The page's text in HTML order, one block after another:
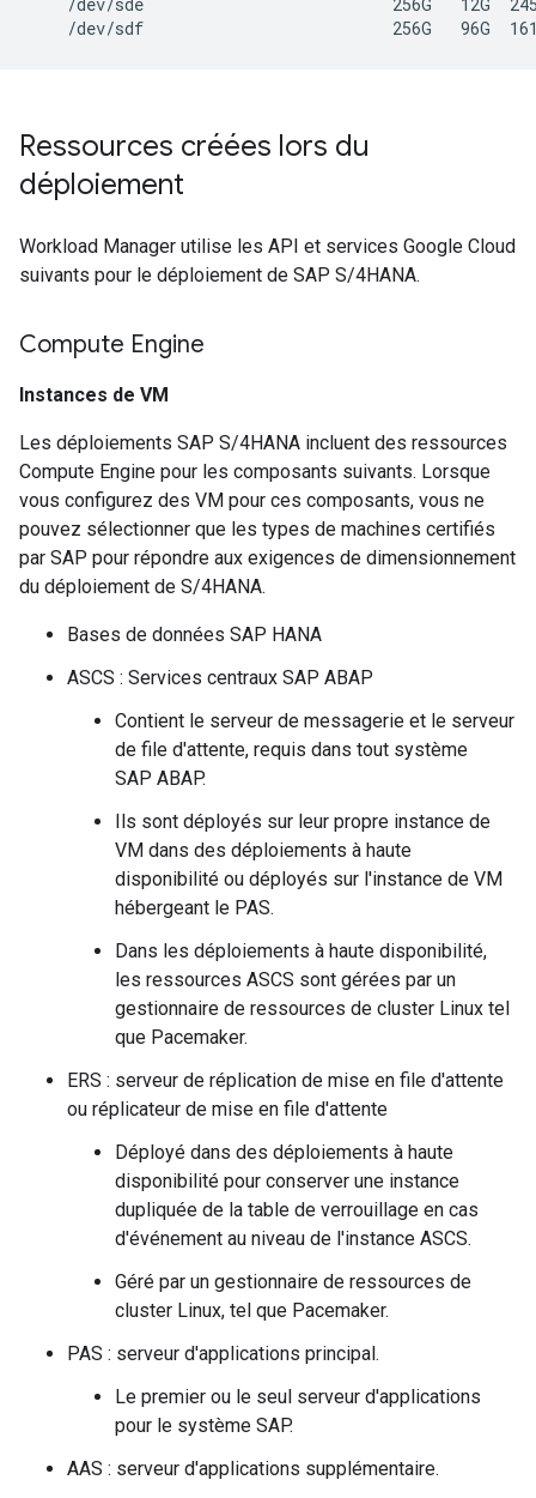
/dev/sdf                          256G   96G
Ressources créées lors du
déploiement
Workload Manager utilise les API et services Google Cloud
suivants pour le déploiement de SAP S/4HANA.
Compute Engine
Instances de VM
Les déploiements SAP S/4HANA incluent des ressources
Compute Engine pour les composants suivants. Lorsque
vous configurez des VM pour ces composants, vous ne
pouvez sélectionner que les types de machines certifiés
par SAP pour répondre aux exigences de dimensionnement
du déploiement de S/4HANA.
Bases de données SAP HANA
ASCS : Services centraux SAP ABAP
Contient le serveur de messagerie et le serveur
de file d'attente, requis dans tout système
SAP ABAP.
Ils sont déployés sur leur propre instance de
VM dans des déploiements à haute
disponibilité ou déployés sur l'instance de VM
hébergeant le PAS.
Dans les déploiements à haute disponibilité,
les ressources ASCS sont gérées par un
gestionnaire de ressources de cluster Linux tel
que Pacemaker.
ERS : serveur de réplication de mise en file d'attente
ou réplicateur de mise en file d'attente
Déployé dans des déploiements à haute
disponibilité pour conserver une instance
dupliquée de la table de verrouillage en cas
d'événement au niveau de l'instance ASCS.
Géré par un gestionnaire de ressources de
cluster Linux, tel que Pacemaker.
PAS : serveur d'applications principal.
Le premier ou le seul serveur d'applications
pour le système SAP.
AAS : serveur d'applications supplémentaire.